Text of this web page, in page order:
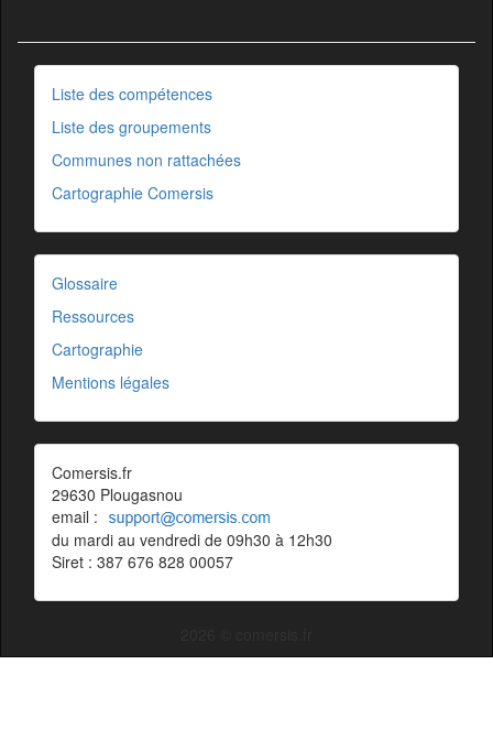
Liste des compétences
Liste des groupements
Communes non rattachées
Cartographie Comersis
Glossaire
Ressources
Cartographie
Mentions légales
Comersis.fr
29630 Plougasnou
email :
du mardi au vendredi de 09h30 à 12h30
Siret : 387 676 828 00057